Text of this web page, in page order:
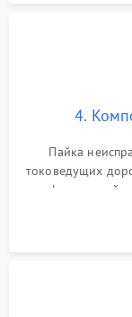
4.
Пайка
токоведущих
инфракрасной
BIOS